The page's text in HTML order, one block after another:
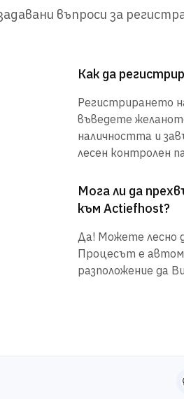
въпроси за
Как да
Регистрирането
въведете
наличността и
лесен контролен
Мога ли да
към Actiefhost?
Да! Можете лесно
Процесът е
разположение да